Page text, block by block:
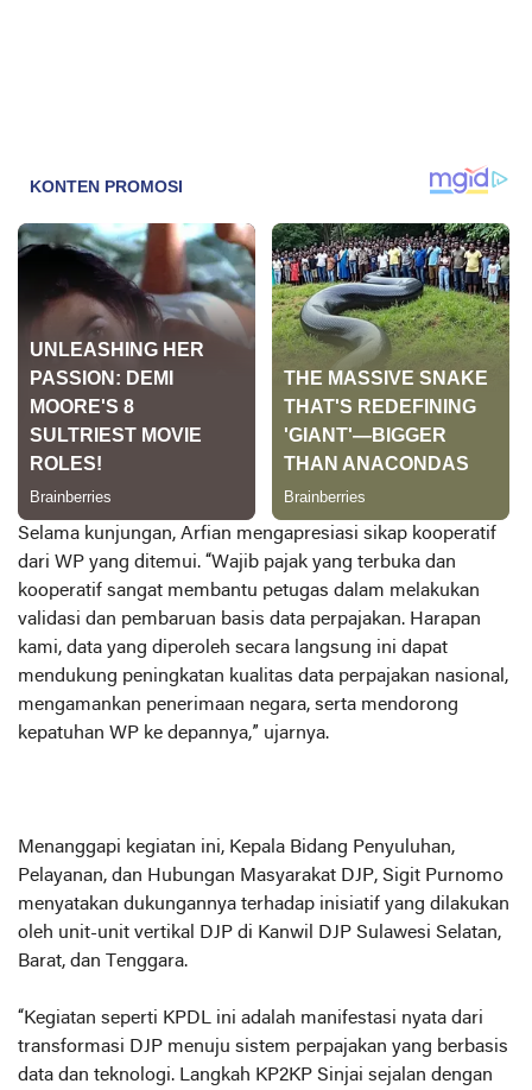
Selama kunjungan, Arfian mengapresiasi sikap kooperatif
dari WP yang ditemui. “Wajib pajak yang terbuka dan
kooperatif sangat membantu petugas dalam melakukan
validasi dan pembaruan basis data perpajakan. Harapan
kami, data yang diperoleh secara langsung ini dapat
mendukung peningkatan kualitas data perpajakan nasional,
mengamankan penerimaan negara, serta mendorong
kepatuhan WP ke depannya,” ujarnya.
Menanggapi kegiatan ini, Kepala Bidang Penyuluhan,
Pelayanan, dan Hubungan Masyarakat DJP, Sigit Purnomo
menyatakan dukungannya terhadap inisiatif yang dilakukan
oleh unit-unit vertikal DJP di Kanwil DJP Sulawesi Selatan,
Barat, dan Tenggara.
“Kegiatan seperti KPDL ini adalah manifestasi nyata dari
transformasi DJP menuju sistem perpajakan yang berbasis
data dan teknologi. Langkah KP2KP Sinjai sejalan dengan